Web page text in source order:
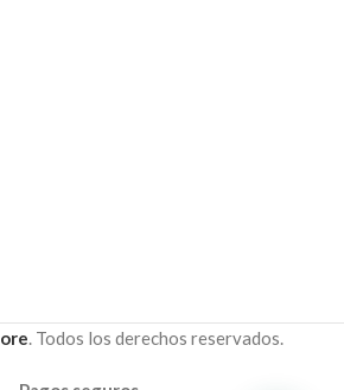
. Todos los derechos reservados.